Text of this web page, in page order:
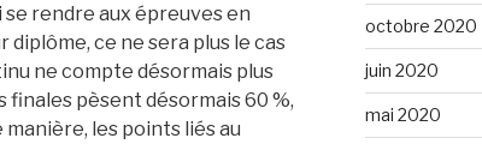
rendre aux épreuves en
ce ne sera plus le cas
ne compte désormais plus
finales pèsent désormais 60 %,
les points liés au
octobre 2020
juin 2020
mai 2020